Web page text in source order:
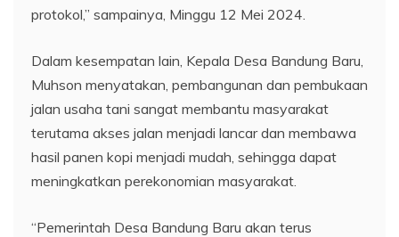
protokol,” sampainya, Minggu 12 Mei 2024.
Dalam kesempatan lain, Kepala Desa Bandung Baru,
Muhson menyatakan, pembangunan dan pembukaan
jalan usaha tani sangat membantu masyarakat
terutama akses jalan menjadi lancar dan membawa
hasil panen kopi menjadi mudah, sehingga dapat
meningkatkan perekonomian masyarakat.
“Pemerintah Desa Bandung Baru akan terus